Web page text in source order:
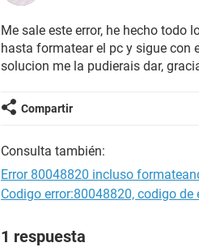
Me sale este error, he hecho todo
hasta formatear el pc y sigue con
solucion me la pudierais dar,
Compartir
Consulta también:
Error 80048820 incluso
Codigo error:80048820, codigo de
1 respuesta